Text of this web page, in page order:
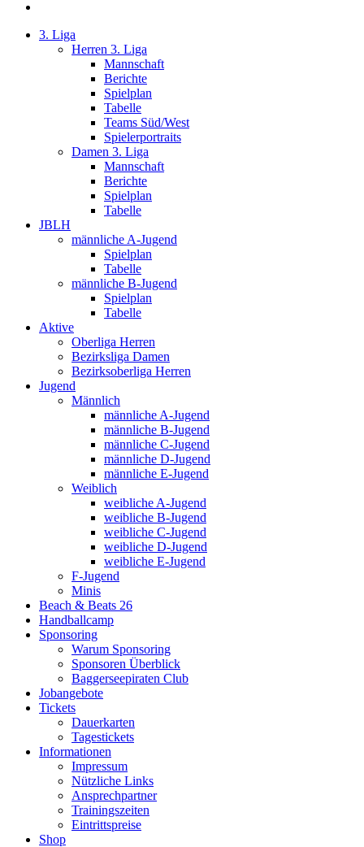
3. Liga
Herren 3. Liga
Mannschaft
Berichte
Spielplan
Tabelle
Teams Süd/West
Spielerportraits
Damen 3. Liga
Mannschaft
Berichte
Spielplan
Tabelle
JBLH
männliche A-Jugend
Spielplan
Tabelle
männliche B-Jugend
Spielplan
Tabelle
Aktive
Oberliga Herren
Bezirksliga Damen
Bezirksoberliga Herren
Jugend
Männlich
männliche A-Jugend
männliche B-Jugend
männliche C-Jugend
männliche D-Jugend
männliche E-Jugend
Weiblich
weibliche A-Jugend
weibliche B-Jugend
weibliche C-Jugend
weibliche D-Jugend
weibliche E-Jugend
F-Jugend
Minis
Beach & Beats 26
Handballcamp
Sponsoring
Warum Sponsoring
Sponsoren Überblick
Baggerseepiraten Club
Jobangebote
Tickets
Dauerkarten
Tagestickets
Informationen
Impressum
Nützliche Links
Ansprechpartner
Trainingszeiten
Eintrittspreise
Shop